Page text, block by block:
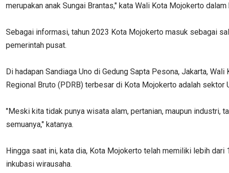
merupakan anak Sungai Brantas," kata Wali Kota Mojokerto
Sebagai informasi, tahun 2023 Kota Mojokerto masuk sebagai
pemerintah pusat.
Di hadapan Sandiaga Uno di Gedung Sapta Pesona, Jakarta,
Regional Bruto (PDRB) terbesar di Kota Mojokerto adalah sektor
"Meski kita tidak punya wisata alam, pertanian, maupun industri,
semuanya," katanya.
Hingga saat ini, kata dia, Kota Mojokerto telah memiliki lebih
inkubasi wirausaha.